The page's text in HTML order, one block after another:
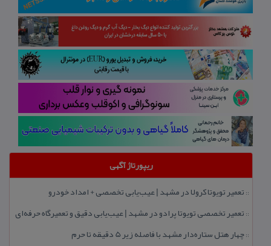
ریپورتاژ آگهی
:: تعمیر تویوتا كرولا در مشهد | عیب‌یابی تخصصی + امداد خودرو
:: تعمیر تخصصی تویوتا پرادو در مشهد | عیب‌یابی دقیق و تعمیرگاه حرفه‌ای
::چهار هتل‌ ستاره‌دار مشهد با فاصله زیر 5 دقیقه تا حرم